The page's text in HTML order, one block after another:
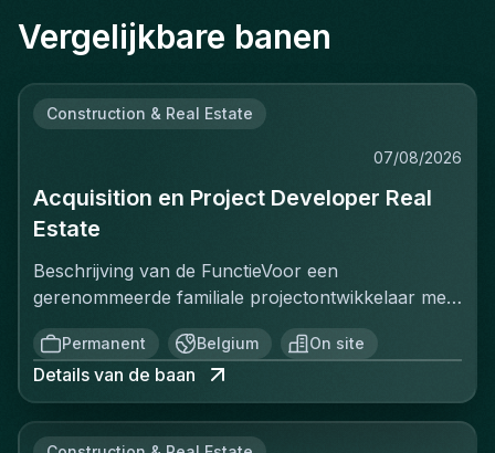
Vergelijkbare banen
Construction & Real Estate
07/08/2026
Acquisition en Project Developer Real
Estate
Beschrijving van de FunctieVoor een
gerenommeerde familiale projectontwikkelaar met
een sterke positie op de Belgische vastgoedmarkt,
zoekt een ervaren Projectontwikkelaar die
onmiddellijk impact kan maken. In deze rol ben je
verantwoordelijk voor het identificeren, acquisitie
Permanent Belgium On site
Details van de baan